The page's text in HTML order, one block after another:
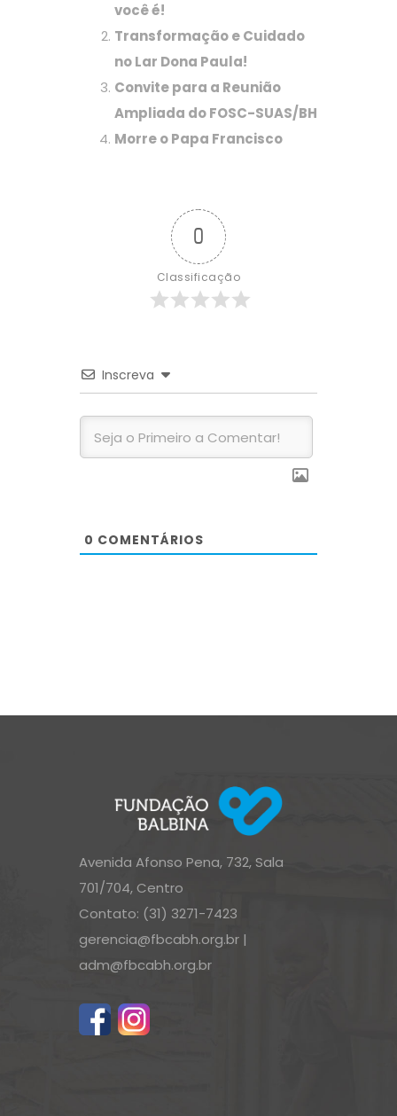
você é!
Transformação e Cuidado
no Lar Dona Paula!
Convite para a Reunião
Ampliada do FOSC-SUAS/BH
Morre o Papa Francisco
0
Classificação
Inscreva
0 COMENTÁRIOS
Avenida Afonso Pena, 732, Sala
701/704, Centro
Contato: (31) 3271-7423
gerencia@fbcabh.org.br |
adm@fbcabh.org.br